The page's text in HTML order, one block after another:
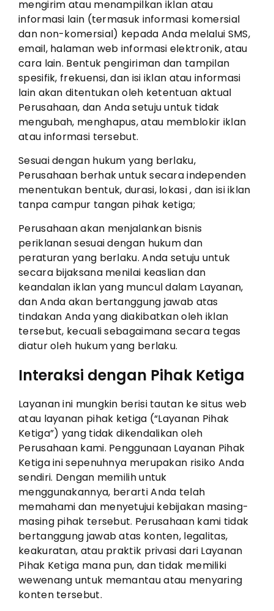
mengirim atau menampilkan iklan atau
informasi lain (termasuk informasi komersial
dan non-komersial) kepada Anda melalui SMS,
email, halaman web informasi elektronik, atau
cara lain. Bentuk pengiriman dan tampilan
spesifik, frekuensi, dan isi iklan atau informasi
lain akan ditentukan oleh ketentuan aktual
Perusahaan, dan Anda setuju untuk tidak
mengubah, menghapus, atau memblokir iklan
atau informasi tersebut.
Sesuai dengan hukum yang berlaku,
Perusahaan berhak untuk secara independen
menentukan bentuk, durasi, lokasi , dan isi iklan
tanpa campur tangan pihak ketiga;
Perusahaan akan menjalankan bisnis
periklanan sesuai dengan hukum dan
peraturan yang berlaku. Anda setuju untuk
secara bijaksana menilai keaslian dan
keandalan iklan yang muncul dalam Layanan,
dan Anda akan bertanggung jawab atas
tindakan Anda yang diakibatkan oleh iklan
tersebut, kecuali sebagaimana secara tegas
diatur oleh hukum yang berlaku.
Interaksi dengan Pihak Ketiga
Layanan ini mungkin berisi tautan ke situs web
atau layanan pihak ketiga (“Layanan Pihak
Ketiga”) yang tidak dikendalikan oleh
Perusahaan kami. Penggunaan Layanan Pihak
Ketiga ini sepenuhnya merupakan risiko Anda
sendiri. Dengan memilih untuk
menggunakannya, berarti Anda telah
memahami dan menyetujui kebijakan masing-
masing pihak tersebut. Perusahaan kami tidak
bertanggung jawab atas konten, legalitas,
keakuratan, atau praktik privasi dari Layanan
Pihak Ketiga mana pun, dan tidak memiliki
wewenang untuk memantau atau menyaring
konten tersebut.